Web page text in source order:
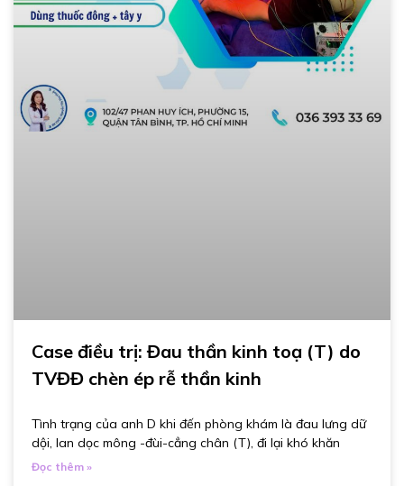
Case điều trị: Đau thần kinh toạ (T) do
TVĐĐ chèn ép rễ thần kinh
Tình trạng của anh D khi đến phòng khám là đau lưng dữ
dội, lan dọc mông -đùi-cẳng chân (T), đi lại khó khăn
Đọc thêm »